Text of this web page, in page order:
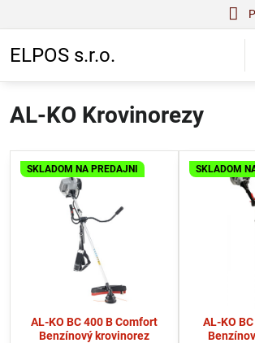
ELPOS s.r.o.
AL-KO Krovinorezy
SKLADOM NA PREDAJNI
AL-KO BC 400 B Comfort
Benzínový krovinorez
SKLADOM
AL-KO